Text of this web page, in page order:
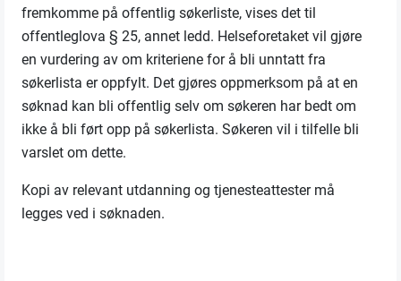
fremkomme på offentlig søkerliste, vises det til
offentleglova § 25, annet ledd. Helseforetaket vil gjøre
en vurdering av om kriteriene for å bli unntatt fra
søkerlista er oppfylt. Det gjøres oppmerksom på at en
søknad kan bli offentlig selv om søkeren har bedt om
ikke å bli ført opp på søkerlista. Søkeren vil i tilfelle bli
varslet om dette.
Kopi av relevant utdanning og tjenesteattester må
legges ved i søknaden.